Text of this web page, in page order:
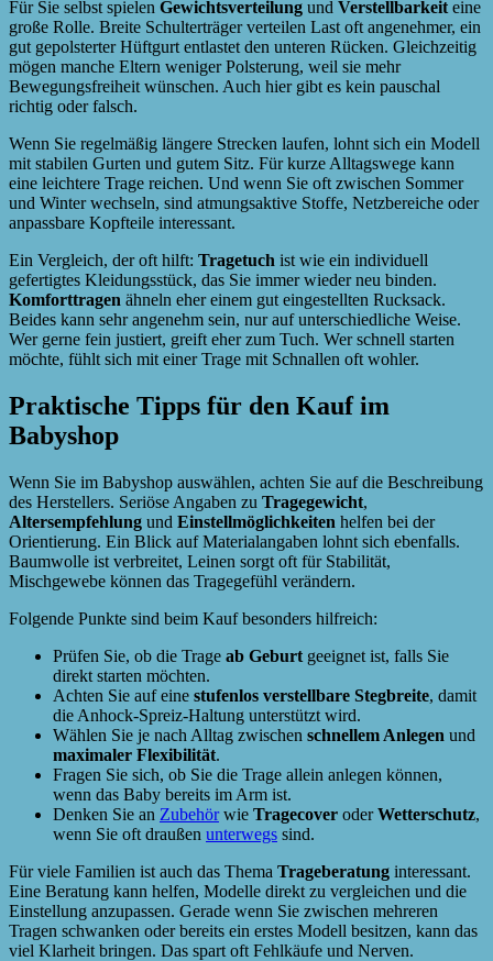
Für Sie selbst spielen Gewichtsverteilung und Verstellbarkeit eine
große Rolle. Breite Schulterträger verteilen Last oft angenehmer, ein
gut gepolsterter Hüftgurt entlastet den unteren Rücken. Gleichzeitig
mögen manche Eltern weniger Polsterung, weil sie mehr
Bewegungsfreiheit wünschen. Auch hier gibt es kein pauschal
richtig oder falsch.
Wenn Sie regelmäßig längere Strecken laufen, lohnt sich ein Modell
mit stabilen Gurten und gutem Sitz. Für kurze Alltagswege kann
eine leichtere Trage reichen. Und wenn Sie oft zwischen Sommer
und Winter wechseln, sind atmungsaktive Stoffe, Netzbereiche oder
anpassbare Kopfteile interessant.
Ein Vergleich, der oft hilft: Tragetuch ist wie ein individuell
gefertigtes Kleidungsstück, das Sie immer wieder neu binden.
Komforttragen ähneln eher einem gut eingestellten Rucksack.
Beides kann sehr angenehm sein, nur auf unterschiedliche Weise.
Wer gerne fein justiert, greift eher zum Tuch. Wer schnell starten
möchte, fühlt sich mit einer Trage mit Schnallen oft wohler.
Praktische Tipps für den Kauf im
Babyshop
Wenn Sie im Babyshop auswählen, achten Sie auf die Beschreibung
des Herstellers. Seriöse Angaben zu Tragegewicht,
Altersempfehlung und Einstellmöglichkeiten helfen bei der
Orientierung. Ein Blick auf Materialangaben lohnt sich ebenfalls.
Baumwolle ist verbreitet, Leinen sorgt oft für Stabilität,
Mischgewebe können das Tragegefühl verändern.
Folgende Punkte sind beim Kauf besonders hilfreich:
Prüfen Sie, ob die Trage ab Geburt geeignet ist, falls Sie
direkt starten möchten.
Achten Sie auf eine stufenlos verstellbare Stegbreite, damit
die Anhock-Spreiz-Haltung unterstützt wird.
Wählen Sie je nach Alltag zwischen schnellem Anlegen und
maximaler Flexibilität.
Fragen Sie sich, ob Sie die Trage allein anlegen können,
wenn das Baby bereits im Arm ist.
Denken Sie an Zubehörwie Tragecover oderWetterschutz,
wenn Sie oft draußen unterwegs sind.
Für viele Familien ist auch das Thema Trageberatung interessant.
Eine Beratung kann helfen, Modelle direkt zu vergleichen und die
Einstellung anzupassen. Gerade wenn Sie zwischen mehreren
Tragen schwanken oder bereits ein erstes Modell besitzen, kann das
viel Klarheit bringen. Das spart oft Fehlkäufe und Nerven.